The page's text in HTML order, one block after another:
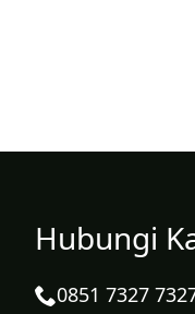
Hubungi
0851 7327